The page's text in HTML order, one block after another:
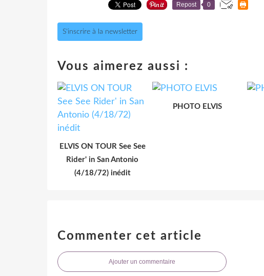
Repost 0
S'inscrire à la newsletter
Vous aimerez aussi :
ELVIS ON TOUR See See
Rider' in San Antonio
(4/18/72) inédit
PHOTO ELVIS
Commenter cet article
Ajouter un commentaire